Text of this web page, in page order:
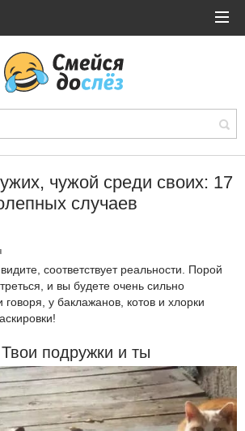
чужой среди своих: 17
случаев
соответствует реальности. Порой
и вы будете очень сильно
у баклажанов, котов и хлорки
подружки и ты